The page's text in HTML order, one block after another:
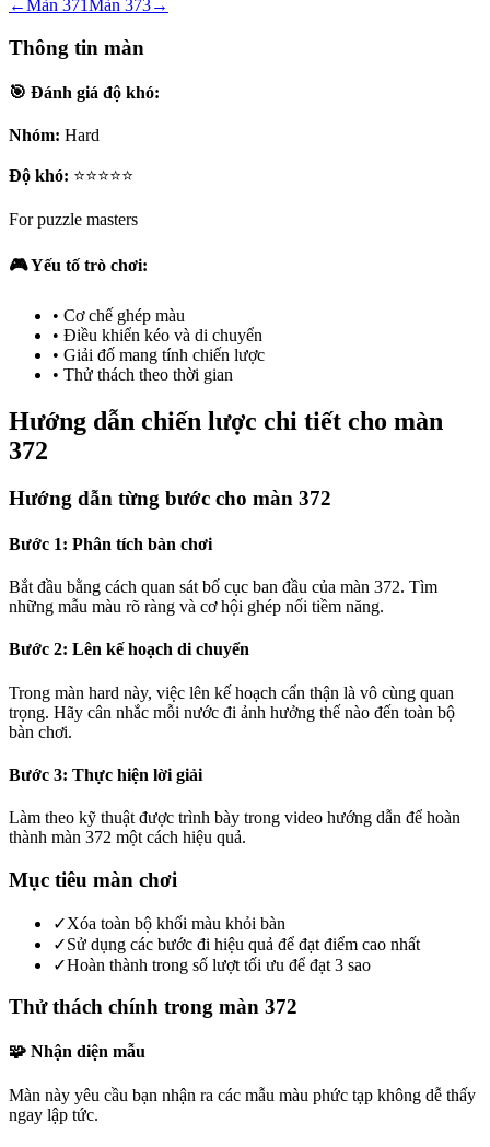
←Màn 371Màn 373→
Thông tin màn
🎯 Đánh giá độ khó:
Nhóm: Hard
Độ khó: ⭐⭐⭐⭐⭐
For puzzle masters
🎮 Yếu tố trò chơi:
• Cơ chế ghép màu
• Điều khiển kéo và di chuyển
• Giải đố mang tính chiến lược
• Thử thách theo thời gian
Hướng dẫn chiến lược chi tiết cho màn
372
Hướng dẫn từng bước cho màn 372
Bước 1: Phân tích bàn chơi
Bắt đầu bằng cách quan sát bố cục ban đầu của màn 372. Tìm
những mẫu màu rõ ràng và cơ hội ghép nối tiềm năng.
Bước 2: Lên kế hoạch di chuyển
Trong màn hard này, việc lên kế hoạch cẩn thận là vô cùng quan
trọng. Hãy cân nhắc mỗi nước đi ảnh hưởng thế nào đến toàn bộ
bàn chơi.
Bước 3: Thực hiện lời giải
Làm theo kỹ thuật được trình bày trong video hướng dẫn để hoàn
thành màn 372 một cách hiệu quả.
Mục tiêu màn chơi
✓Xóa toàn bộ khối màu khỏi bàn
✓Sử dụng các bước đi hiệu quả để đạt điểm cao nhất
✓Hoàn thành trong số lượt tối ưu để đạt 3 sao
Thử thách chính trong màn 372
🧩 Nhận diện mẫu
Màn này yêu cầu bạn nhận ra các mẫu màu phức tạp không dễ thấy
ngay lập tức.